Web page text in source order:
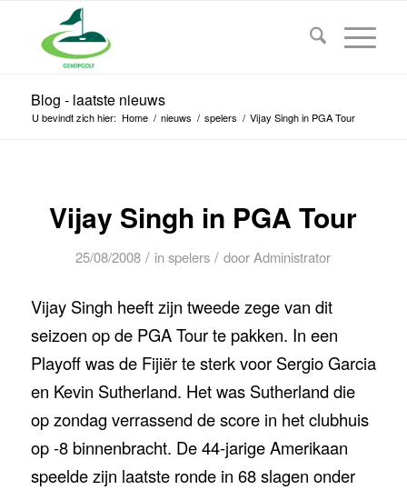
Blog - laatste nieuws
U bevindt zich hier: Home / nieuws / spelers / Vijay Singh in PGA Tour
Vijay Singh in PGA Tour
25/08/2008 / inspelers / door Administrator
Vijay Singh heeft zijn tweede zege van dit
seizoen op de PGA Tour te pakken. In een
Playoff was de Fijiër te sterk voor Sergio Garcia
en Kevin Sutherland. Het was Sutherland die
op zondag verrassend de score in het clubhuis
op -8 binnenbracht. De 44-jarige Amerikaan
speelde zijn laatste ronde in 68 slagen onder